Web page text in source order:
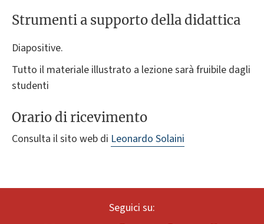
Strumenti a supporto della didattica
Diapositive.
Tutto il materiale illustrato a lezione sarà fruibile dagli
studenti
Orario di ricevimento
Consulta il sito web di Leonardo Solaini
Seguici su: